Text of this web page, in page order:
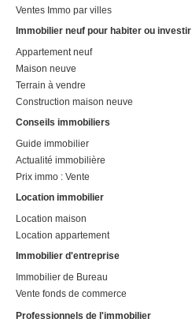
Ventes Immo par villes
Immobilier neuf pour habiter ou investir
Appartement neuf
Maison neuve
Terrain à vendre
Construction maison neuve
Conseils immobiliers
Guide immobilier
Actualité immobilière
Prix immo : Vente
Location immobilier
Location maison
Location appartement
Immobilier d'entreprise
Immobilier de Bureau
Vente fonds de commerce
Professionnels de l'immobilier